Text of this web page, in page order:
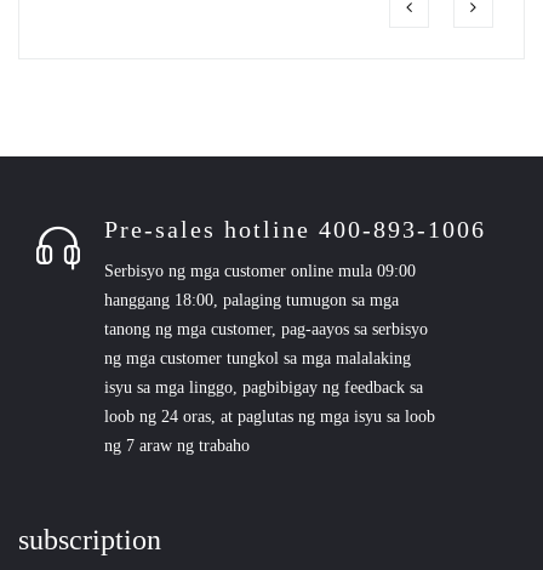
Pre-sales hotline 400-893-1006
Serbisyo ng mga customer online mula 09:00
hanggang 18:00, palaging tumugon sa mga
tanong ng mga customer, pag-aayos sa serbisyo
ng mga customer tungkol sa mga malalaking
isyu sa mga linggo, pagbibigay ng feedback sa
loob ng 24 oras, at paglutas ng mga isyu sa loob
ng 7 araw ng trabaho
subscription